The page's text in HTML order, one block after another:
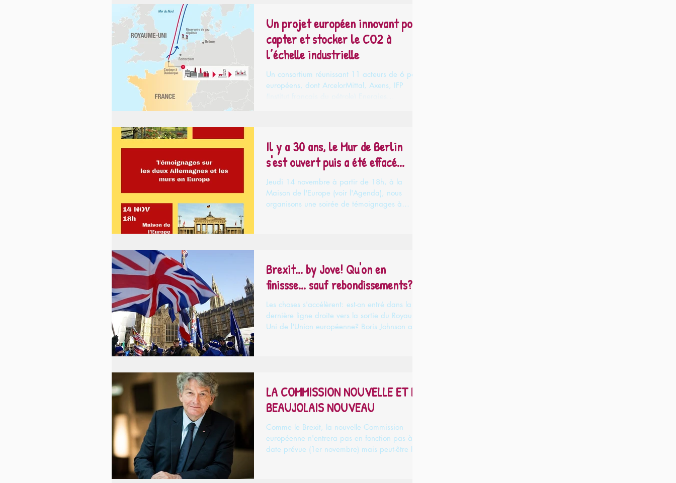
Un projet européen innovant pour
capter et stocker le CO2 à
l’échelle industrielle
Un consortium réunissant 11 acteurs de 6 pays
européens, dont ArcelorMittal, Axens, IFP
(Institut français du pétrole) Energies...
Il y a 30 ans, le Mur de Berlin
s'est ouvert puis a été effacé...
Jeudi 14 novembre à partir de 18h, à la
Maison de l'Europe (voir l'Agenda), nous
organisons une soirée de témoignages à
Brexit... by Jove! Qu'on en
finissse... sauf rebondissements?
Les choses s'accélèrent: est-on entré dans la
dernière ligne droite vers la sortie du Royaume-
Uni de l'Union européenne? Boris Johnson a...
LA COMMISSION NOUVELLE ET LE
BEAUJOLAIS NOUVEAU
Comme le Brexit, la nouvelle Commission
européenne n'entrera pas en fonction pas à la
date prévue (1er novembre) mais peut-être le